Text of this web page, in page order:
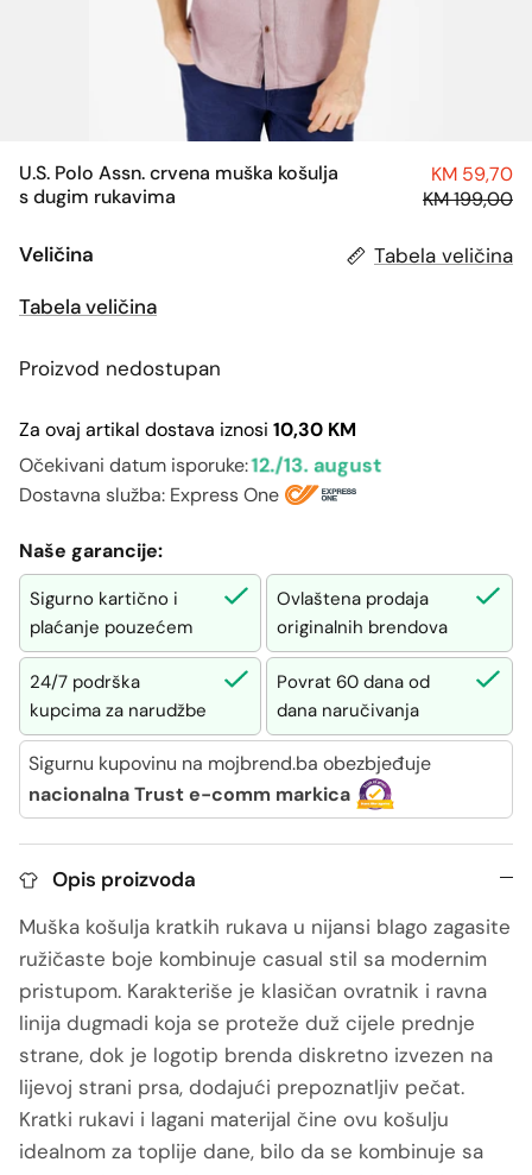
U.S. Polo Assn. crvena muška košulja
s dugim rukavima
KM 59,70
KM 199,00
Veličina
Tabela veličina
Tabela veličina
Proizvod nedostupan
Za ovaj artikal dostava iznosi 10,30 KM
Očekivani datum isporuke:12./13. august
Dostavna služba: Express One
Naše garancije:
Sigurno kartično i
plaćanje pouzećem
Ovlaštena prodaja
originalnih brendova
24/7 podrška
kupcima za narudžbe
Povrat 60 dana od
dana naručivanja
Sigurnu kupovinu na mojbrend.ba obezbjeđuje
nacionalna Trust e-comm markica
Opis proizvoda
Muška košulja kratkih rukava u nijansi blago zagasite
ružičaste boje kombinuje casual stil sa modernim
pristupom. Karakteriše je klasičan ovratnik i ravna
linija dugmadi koja se proteže duž cijele prednje
strane, dok je logotip brenda diskretno izvezen na
lijevoj strani prsa, dodajući prepoznatljiv pečat.
Kratki rukavi i lagani materijal čine ovu košulju
idealnom za toplije dane, bilo da se kombinuje sa